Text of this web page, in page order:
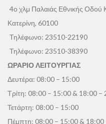
4ο χλμ Παλαιάς Εθνικής Οδού
Κατερίνη, 60100
Τηλέφωνο: 23510-22190
Τηλέφωνο: 23510-38390
ΩΡΑΡΙΟ ΛΕΙΤΟΥΡΓΙΑΣ
Δευτέρα: 08:00 – 15:00
Τρίτη: 08:00 – 15:00 & 18:00 –
Τετάρτη: 08:00 – 15:00
Πέμπτη: 08:00 – 15:00 & 18:00